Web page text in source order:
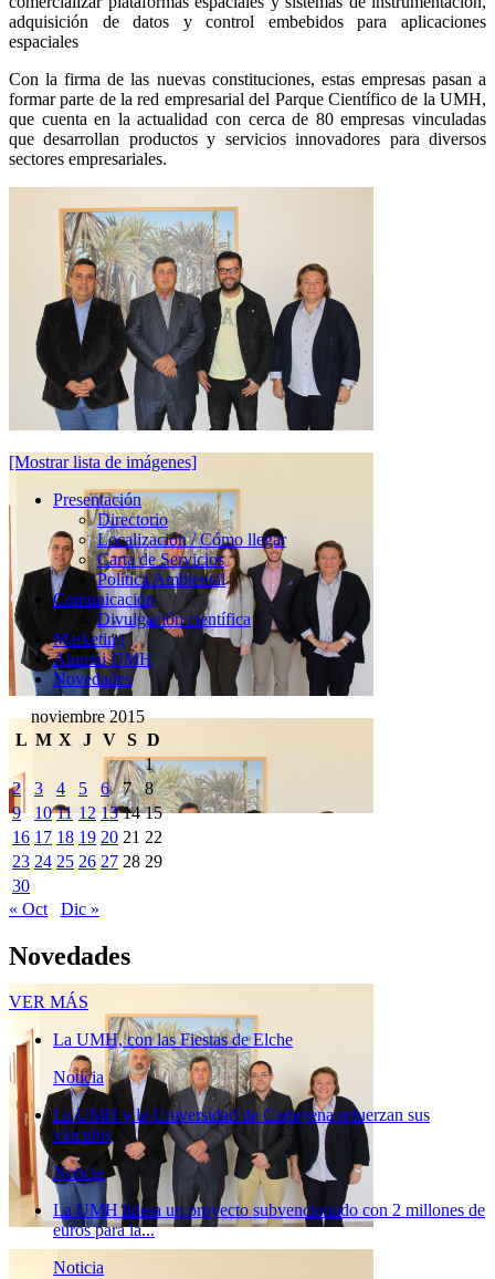
adquisición de datos y control embebidos para aplicaciones
espaciales
Con la firma de las nuevas constituciones, estas empresas pasan a
formar parte de la red empresarial del Parque Científico de la UMH,
que cuenta en la actualidad con cerca de 80 empresas vinculadas
que desarrollan productos y servicios innovadores para diversos
sectores empresariales.
[Mostrar lista de imágenes]
Presentación
Presentación
Directorio
Localización / Cómo llegar
Carta de Servicios
Política Ambiental
Comunicación
Comunicación
Divulgación científica
Marketing
Alumni UMH
Novedades
noviembre 2015
L M X J V S D
1
2
3 4 5 6 7
8
9
10 11 12 13 14 15
16 17 18 19 20 21 22
23 24 25 26 27 28 29
30
« Oct
Dic »
Novedades
VER MÁS
La UMH, con las Fiestas de Elche
Noticia
La UMH y la Universidad de Cartagena refuerzan sus
vínculos
Noticia
La UMH lidera un proyecto subvencionado con 2 millones de
euros para la...
Noticia